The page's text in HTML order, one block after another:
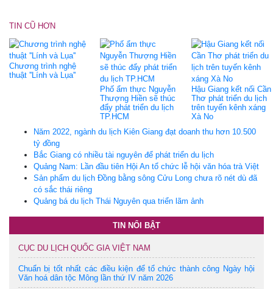
TIN CŨ HƠN
Chương trình nghệ
thuật ''Lính và Lụa''
Phố ẩm thực Nguyễn
Thượng Hiền sẽ thúc
đẩy phát triển du lịch
TP.HCM
Hậu Giang kết nối Cần
Thơ phát triển du lịch
trên tuyến kênh xáng
Xà No
Năm 2022, ngành du lịch Kiên Giang đạt doanh thu hơn 10.500
tỷ đồng
Bắc Giang có nhiều tài nguyên để phát triển du lịch
Quảng Nam: Lần đầu tiên Hội An tổ chức lễ hội văn hóa trà Việt
Sản phẩm du lịch Đồng bằng sông Cửu Long chưa rõ nét dù đã
có sắc thái riêng
Quảng bá du lịch Thái Nguyên qua triển lãm ảnh
TIN NỔI BẬT
CỤC DU LỊCH QUỐC GIA VIỆT NAM
Chuẩn bị tốt nhất các điều kiện để tổ chức thành công Ngày hội
Văn hoá dân tộc Mông lần thứ IV năm 2026